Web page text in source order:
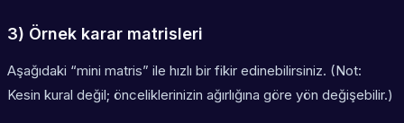
3) Örnek karar matrisleri
Aşağıdaki “mini matris” ile hızlı bir fikir edinebilirsiniz. (Not:
Kesin kural değil; önceliklerinizin ağırlığına göre yön değişebilir.)